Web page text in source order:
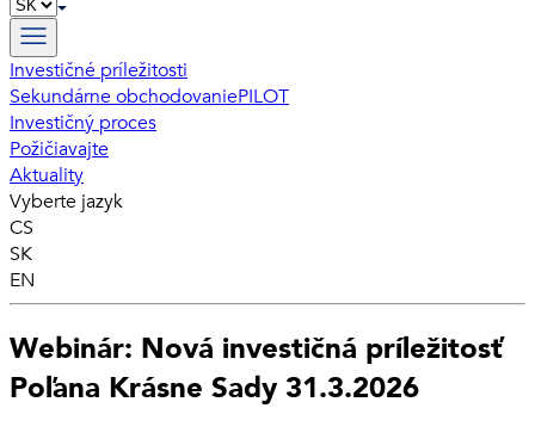
Investičné príležitosti
Sekundárne obchodovaniePILOT
Investičný proces
Požičiavajte
Aktuality
Vyberte jazyk
CS
SK
EN
Webinár: Nová investičná príležitosť
Poľana Krásne Sady 31.3.2026